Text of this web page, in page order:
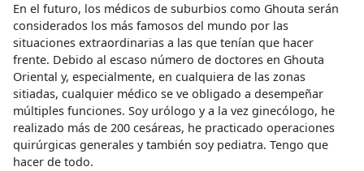
En el futuro, los médicos de suburbios como Ghouta serán
considerados los más famosos del mundo por las
situaciones extraordinarias a las que tenían que hacer
frente. Debido al escaso número de doctores en Ghouta
Oriental y, especialmente, en cualquiera de las zonas
sitiadas, cualquier médico se ve obligado a desempeñar
múltiples funciones. Soy urólogo y a la vez ginecólogo, he
realizado más de 200 cesáreas, he practicado operaciones
quirúrgicas generales y también soy pediatra. Tengo que
hacer de todo.